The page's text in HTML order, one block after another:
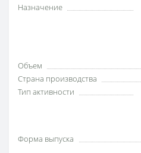
Назначение
Объем
Страна производства
Тип активности
Форма выпуска